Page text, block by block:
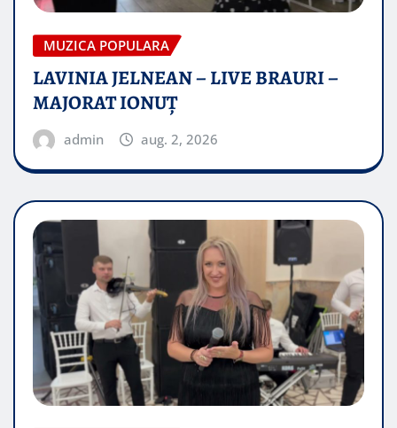
MUZICA POPULARA
LAVINIA JELNEAN – LIVE BRAURI –
MAJORAT IONUŢ
admin aug. 2, 2026